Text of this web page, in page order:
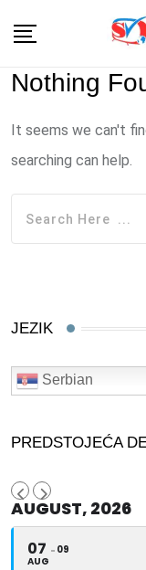
content
Nothing
It seems we can't
searching can help.
JEZIK
Serbian
PREDSTOJEĆA
AUGUST, 2026
07
AUG
09